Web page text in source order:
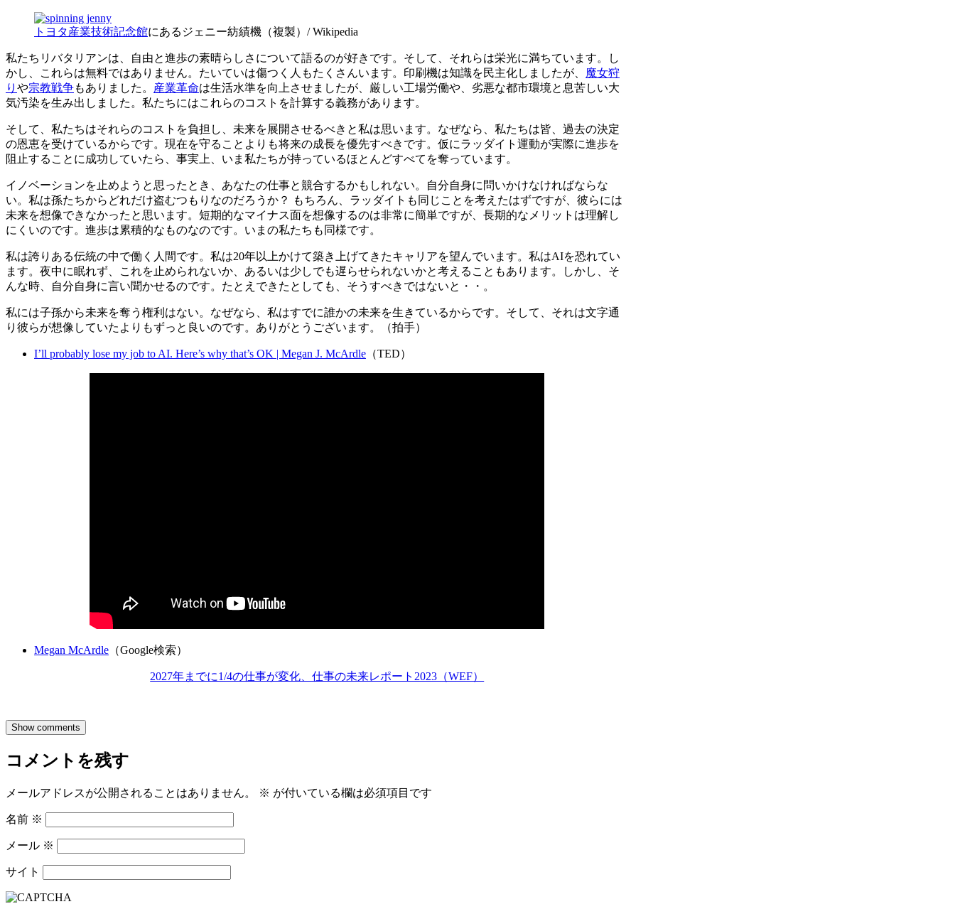
トヨタ産業技術記念館にあるジェニー紡績機（複製）/ Wikipedia
私たちリバタリアンは、自由と進歩の素晴らしさについて語るのが好きです。そして、それらは栄光に満ちています。し
かし、これらは無料ではありません。たいていは傷つく人もたくさんいます。印刷機は知識を民主化しましたが、 魔女狩
り や宗教戦争もありました。 産業革命は生活水準を向上させましたが、厳しい工場労働や、劣悪な都市環境と息苦しい大
気汚染を生み出しました。私たちにはこれらのコストを計算する義務があります。
そして、私たちはそれらのコストを負担し、未来を展開させるべきと私は思います。なぜなら、私たちは皆、過去の決定
の恩恵を受けているからです。現在を守ることよりも将来の成長を優先すべきです。仮にラッダイト運動が実際に進歩を
阻止することに成功していたら、事実上、いま私たちが持っているほとんどすべてを奪っています。
イノベーションを止めようと思ったとき、あなたの仕事と競合するかもしれない。自分自身に問いかけなければならな
い。私は孫たちからどれだけ盗むつもりなのだろうか？ もちろん、ラッダイトも同じことを考えたはずですが、彼らには
未来を想像できなかったと思います。短期的なマイナス面を想像するのは非常に簡単ですが、長期的なメリットは理解し
にくいのです。進歩は累積的なものなのです。いまの私たちも同様です。
私は誇りある伝統の中で働く人間です。私は20年以上かけて築き上げてきたキャリアを望んでいます。私はAIを恐れてい
ます。夜中に眠れず、これを止められないか、あるいは少しでも遅らせられないかと考えることもあります。しかし、そ
んな時、自分自身に言い聞かせるのです。たとえできたとしても、そうすべきではないと・・。
私には子孫から未来を奪う権利はない。なぜなら、私はすでに誰かの未来を生きているからです。そして、それは文字通
り彼らが想像していたよりもずっと良いのです。ありがとうございます。（拍手）
I’ll probably lose my job to AI. Here’s why that’s OK | Megan J. McArdle （TED）
Megan McArdle （Google検索）
2027年までに1/4の仕事が変化、仕事の未来レポート2023（WEF）
Show comments
コメントを残す
メールアドレスが公開されることはありません。 ※ が付いている欄は必須項目です
名前 ※
メール ※
サイト